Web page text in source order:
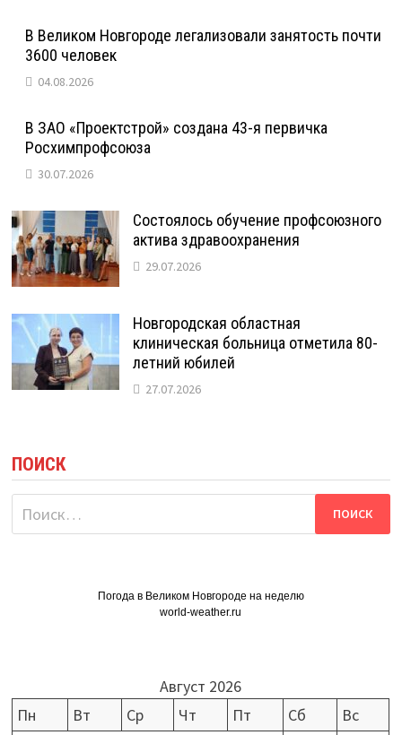
В Великом Новгороде легализовали занятость почти
3600 человек
04.08.2026
В ЗАО «Проектстрой» создана 43-я первичка
Росхимпрофсоюза
30.07.2026
Состоялось обучение профсоюзного
актива здравоохранения
29.07.2026
Новгородская областная
клиническая больница отметила 80-
летний юбилей
27.07.2026
ПОИСК
Найти:
Погода в Великом Новгороде на неделю
world-weather.ru
Август 2026
Пн
Вт Ср Чт Пт Сб
Вс